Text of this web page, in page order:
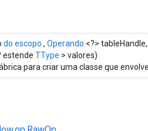
do escopo , Operando <?>
estende TType > valores)
para criar uma classe que